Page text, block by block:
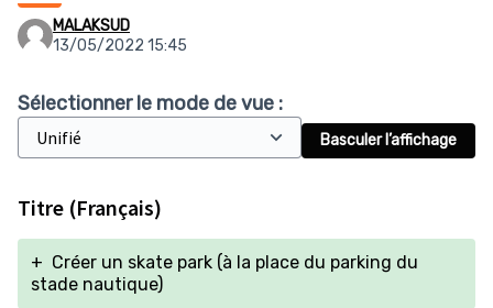
MALAKSUD
13/05/2022 15:45
Sélectionner le mode de vue :
Basculer l’affichage
Titre (Français)
+ Créer un skate park (à la place du parking du
stade nautique)